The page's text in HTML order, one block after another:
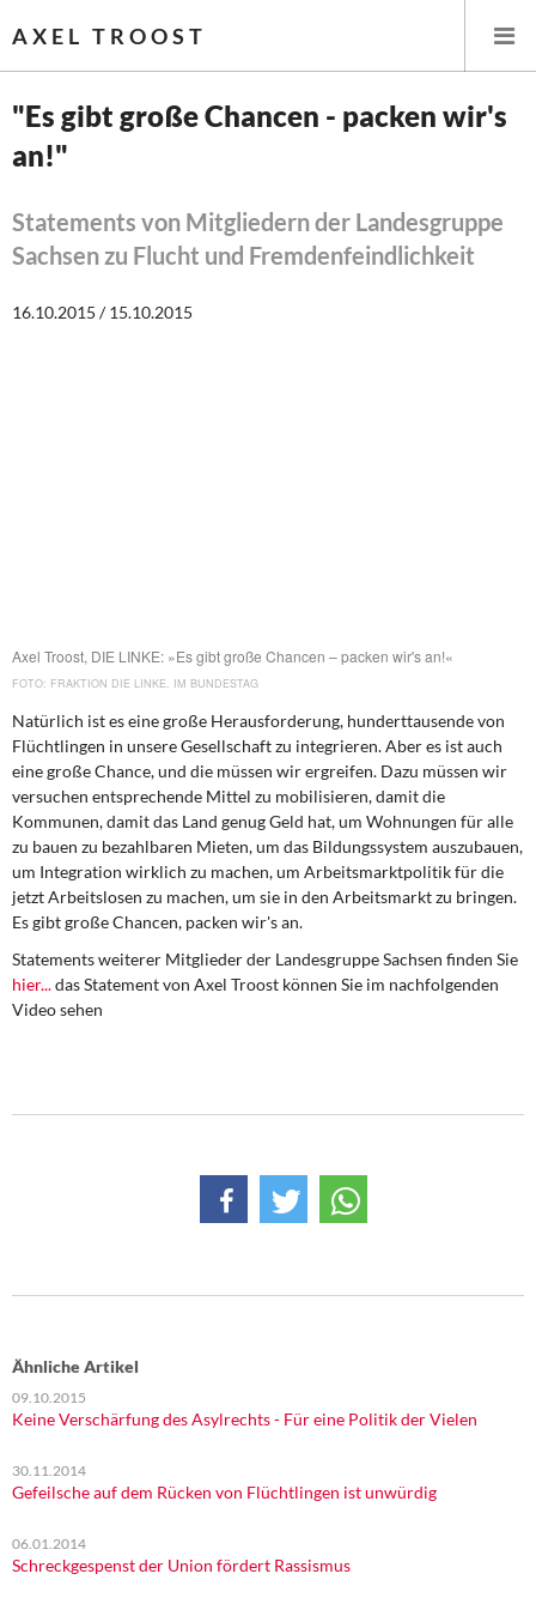
AXEL TROOST
Startseite
Themen
Memo-Gruppe
Institut Solidarische Moderne
Rosa-Luxemburg-Stiftung
Über mich
Kontakt
"Es gibt große Chancen - packen wir's
an!"
Statements von Mitgliedern der Landesgruppe
Sachsen zu Flucht und Fremdenfeindlichkeit
16.10.2015 / 15.10.2015
Axel Troost, DIE LINKE: »Es gibt große Chancen – packen wir's an!«
FRAKTION DIE LINKE. IM BUNDESTAG
Natürlich ist es eine große Herausforderung, hunderttausende von
Flüchtlingen in unsere Gesellschaft zu integrieren. Aber es ist auch
eine große Chance, und die müssen wir ergreifen. Dazu müssen wir
versuchen entsprechende Mittel zu mobilisieren, damit die
Kommunen, damit das Land genug Geld hat, um Wohnungen für alle
zu bauen zu bezahlbaren Mieten, um das Bildungssystem auszubauen,
um Integration wirklich zu machen, um Arbeitsmarktpolitik für die
jetzt Arbeitslosen zu machen, um sie in den Arbeitsmarkt zu bringen.
Es gibt große Chancen, packen wir's an.
Statements weiterer Mitglieder der Landesgruppe Sachsen finden Sie
hier...das Statement von Axel Troost können Sie im nachfolgenden
Video sehen
Ähnliche Artikel
09.10.2015
Keine Verschärfung des Asylrechts - Für eine Politik der Vielen
30.11.2014
Gefeilsche auf dem Rücken von Flüchtlingen ist unwürdig
06.01.2014
Schreckgespenst der Union fördert Rassismus